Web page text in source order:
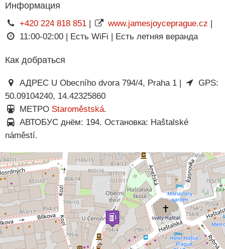
Информация
+420 224 818 851| www.jamesjoyceprague.cz |
11:00-02:00 | Есть WiFi | Есть летняя веранда
Как добраться
АДРЕС U Obecního dvora 794/4, Praha 1 |
GPS:
50.09104240, 14.42325860
МЕТРО Staroměstská.
АВТОБУС днём: 194. Остановка: Haštalské
náměstí.